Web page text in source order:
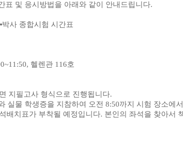
표 및 응시방법을 아래와 같이 안내드립니다.
⦁박사 종합시험 시간표
헬렌관 116호
지필고사 형식으로 진행됩니다.
실물 학생증을 지참하여 오전 8:50까지 시험 장소에
배치표가 부착될 예정입니다. 본인의 좌석을 찾아서